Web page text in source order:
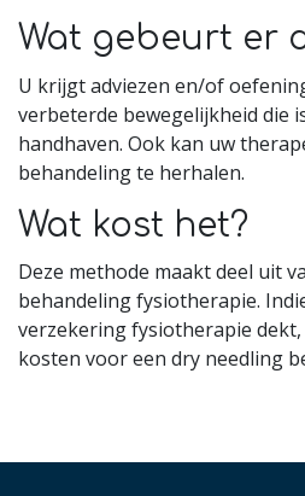
Wat gebeurt er
U krijgt adviezen en/of
verbeterde bewegelijkheid die
handhaven. Ook kan uw
behandeling te herhalen.
Wat kost het?
Deze methode maakt deel uit
behandeling fysiotherapie.
verzekering fysiotherapie dekt,
kosten voor een dry needling